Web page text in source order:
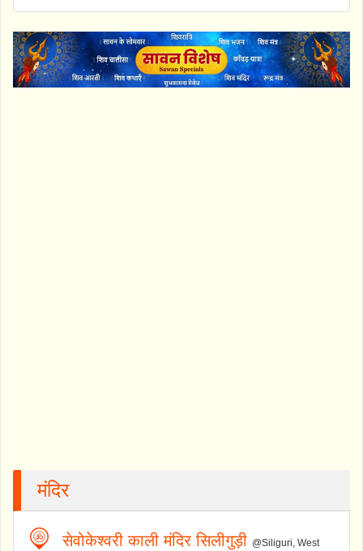
मंदिर
सेवोकेश्वरी काली मंदिर सिलीगुड़ी @Siliguri, West